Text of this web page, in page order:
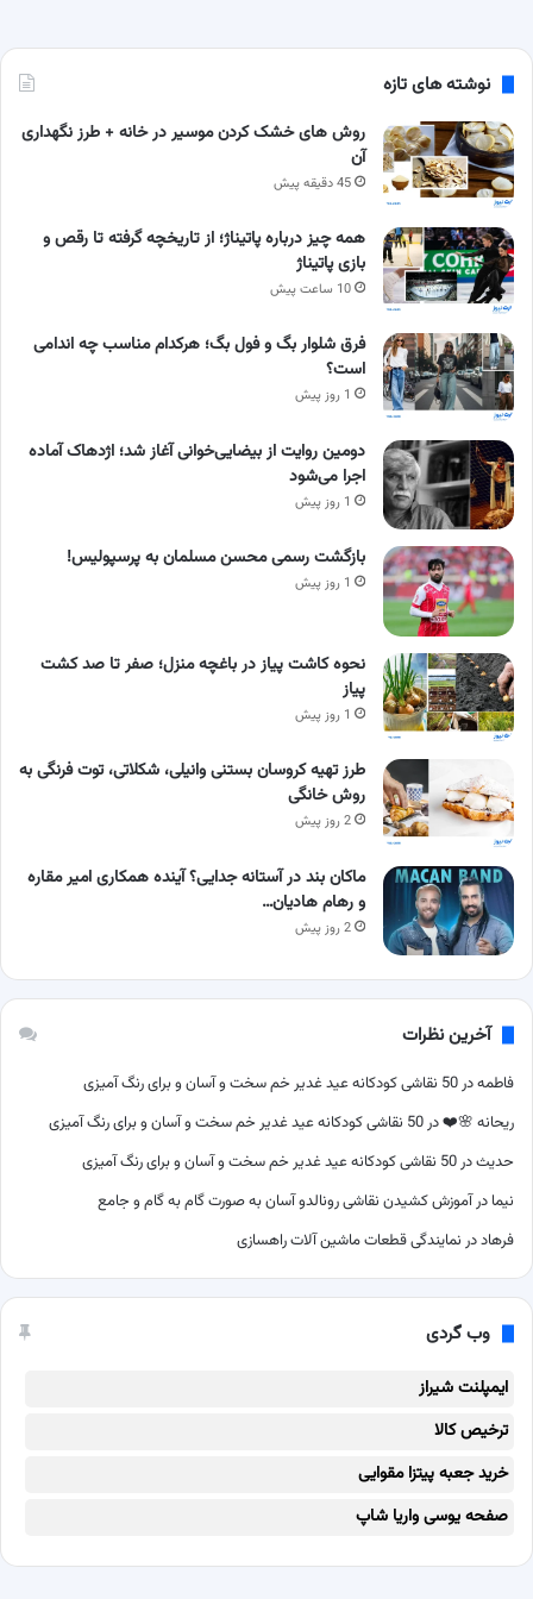
نوشته های تازه
روش های خشک کردن موسیر در خانه + طرز نگهداری
آن
45 دقیقه پیش
همه چیز درباره پاتیناژ؛ از تاریخچه گرفته تا رقص و
بازی پاتیناژ
10 ساعت پیش
فرق شلوار بگ و فول بگ؛ هرکدام مناسب چه اندامی
است؟
1 روز پیش
دومین روایت از بیضایی‌خوانی آغاز شد؛ اژدهاک آماده
اجرا می‌شود
1 روز پیش
بازگشت رسمی محسن مسلمان به پرسپولیس!
1 روز پیش
نحوه کاشت پیاز در باغچه منزل؛ صفر تا صد کشت
پیاز
1 روز پیش
طرز تهیه کروسان بستنی وانیلی، شکلاتی، توت فرنگی به
روش خانگی
2 روز پیش
ماکان بند در آستانه جدایی؟ آینده همکاری امیر مقاره
و رهام هادیان…
2 روز پیش
آخرین نظرات
فاطمهدر 50 نقاشی کودکانه عید غدیر خم سخت و آسان و برای رنگ آمیزی
ریحانه 🌸❤️در 50 نقاشی کودکانه عید غدیر خم سخت و آسان و برای رنگ آمیزی
حدیثدر 50 نقاشی کودکانه عید غدیر خم سخت و آسان و برای رنگ آمیزی
نیما درآموزش کشیدن نقاشی رونالدو آسان به صورت گام به گام و جامع
فرهاددر نمایندگی قطعات ماشین آلات راهسازی
وب گردی
ایمپلنت شیراز
ترخیص کالا
خرید جعبه پیتزا مقوایی
صفحه یوسی واریا شاپ